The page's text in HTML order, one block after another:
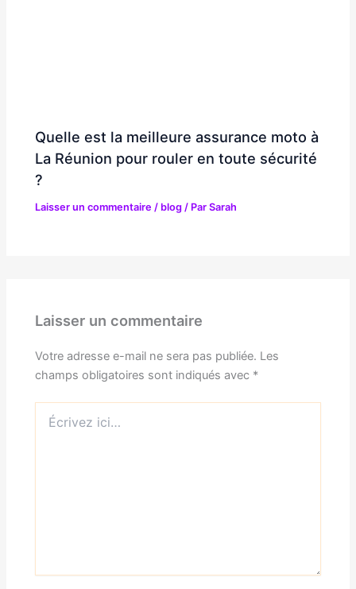
Quelle est la meilleure assurance moto à
La Réunion pour rouler en toute sécurité
?
Laisser un commentaire / blog / ParSarah
Laisser un commentaire
Votre adresse e-mail ne sera pas publiée. Les
champs obligatoires sont indiqués avec *
ici…